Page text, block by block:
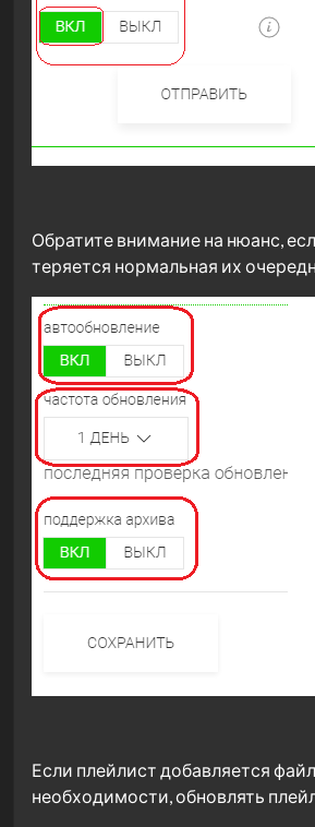
Обратите внимание на нюанс,
теряется нормальная их
Если плейлист добавляется
необходимости, обновлять